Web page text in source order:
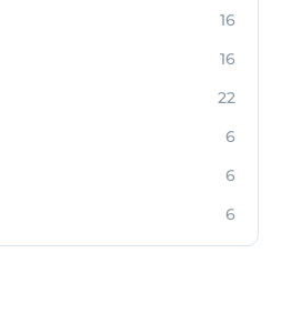
16
16
22
6
6
6